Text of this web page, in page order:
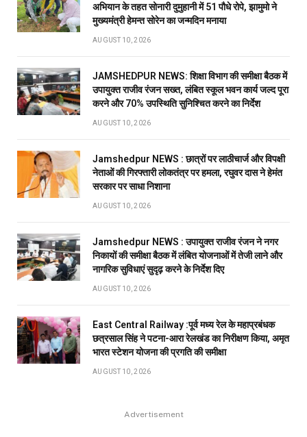
अभियान के तहत सोनारी दुमुहानी में 51 पौधे रोपे, झामुमो ने
मुख्यमंत्री हेमन्त सोरेन का जन्मदिन मनाया
AUGUST 10, 2026
JAMSHEDPUR NEWS: शिक्षा विभाग की समीक्षा बैठक में
उपायुक्त राजीव रंजन सख्त, लंबित स्कूल भवन कार्य जल्द पूरा
करने और 70% उपस्थिति सुनिश्चित करने का निर्देश
AUGUST 10, 2026
Jamshedpur NEWS : छात्रों पर लाठीचार्ज और विपक्षी
नेताओं की गिरफ्तारी लोकतंत्र पर हमला, रघुवर दास ने हेमंत
सरकार पर साधा निशाना
AUGUST 10, 2026
Jamshedpur NEWS : उपायुक्त राजीव रंजन ने नगर
निकायों की समीक्षा बैठक में लंबित योजनाओं में तेजी लाने और
नागरिक सुविधाएं सुदृढ़ करने के निर्देश दिए
AUGUST 10, 2026
East Central Railway :पूर्व मध्य रेल के महाप्रबंधक
छत्रसाल सिंह ने पटना-आरा रेलखंड का निरीक्षण किया, अमृत
भारत स्टेशन योजना की प्रगति की समीक्षा
AUGUST 10, 2026
Advertisement